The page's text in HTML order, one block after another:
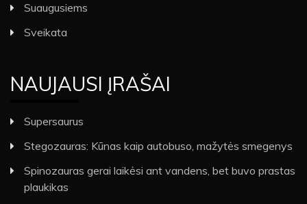
Suaugusiems
Sveikata
NAUJAUSI ĮRAŠAI
Supersaurus
Stegozauras: Kūnas kaip autobuso, mažytės smegenys
Spinozauras gerai laikėsi ant vandens, bet buvo prastas
plaukikas